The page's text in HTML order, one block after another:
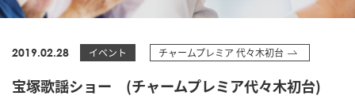
2019.02.28 イベント チャームプレミア 代々木初台
宝塚歌謡ショー (チャームプレミア代々木初台)